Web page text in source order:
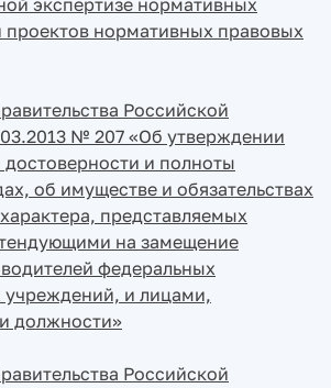
экспертизе нормативных
проектов нормативных правовых
Российской
№ 207 «Об утверждении
и полноты
об имуществе и обязательствах
представляемых
на замещение
федеральных
учреждений, и лицами,
должности»
Российской